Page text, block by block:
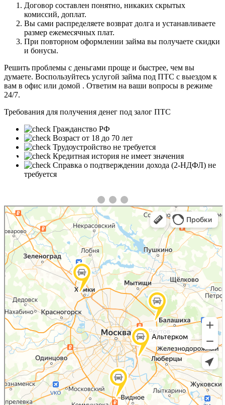
Договор составлен понятно, никаких скрытых
комиссий, доплат.
Вы сами распределяете возврат долга и устанавливаете
размер ежемесячных плат.
При повторном оформлении займа вы получаете скидки
и бонусы.
Решить проблемы с деньгами проще и быстрее, чем вы
думаете. Воспользуйтесь услугой займа под ПТС с выездом к
вам в офис или домой . Ответим на ваши вопросы в режиме
24/7.
Требования для получения денег под залог ПТС
Гражданство РФ
Возраст от 18 до 70 лет
Трудоустройство не требуется
Кредитная история не имеет значения
Справка о подтверждении дохода (2-НДФЛ) не
требуется
❮